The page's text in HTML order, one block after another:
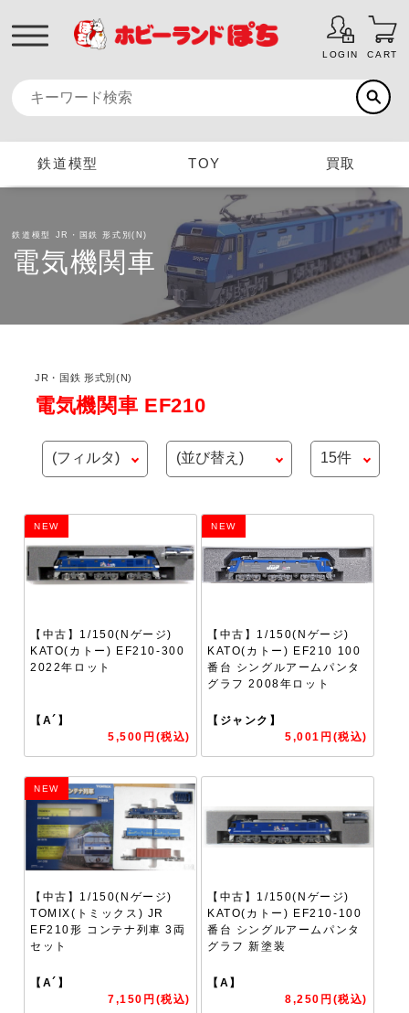
LOGIN CART
鉄道模型 TOY 買取
鉄道模型 JR・国鉄 形式別(N)
電気機関車
JR・国鉄 形式別(N)
電気機関車 EF210
NEW
【中古】1/150(Nゲージ)
KATO(カトー) EF210-300
2022年ロット
【A´】
5,500円(税込)
NEW
【中古】1/150(Nゲージ)
KATO(カトー) EF210 100
番台 シングルアームパンタ
グラフ 2008年ロット
【ジャンク】
5,001円(税込)
NEW
【中古】1/150(Nゲージ)
TOMIX(トミックス) JR
EF210形 コンテナ列車 3両
セット
【A´】
7,150円(税込)
【中古】1/150(Nゲージ)
KATO(カトー) EF210-100
番台 シングルアームパンタ
グラフ 新塗装
【A】
8,250円(税込)